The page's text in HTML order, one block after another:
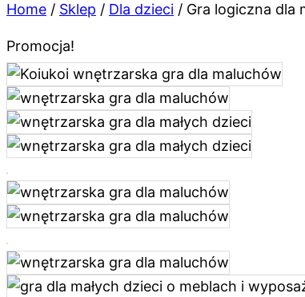
Home / Sklep / Dla dzieci / Gra logiczna dla
Promocja!